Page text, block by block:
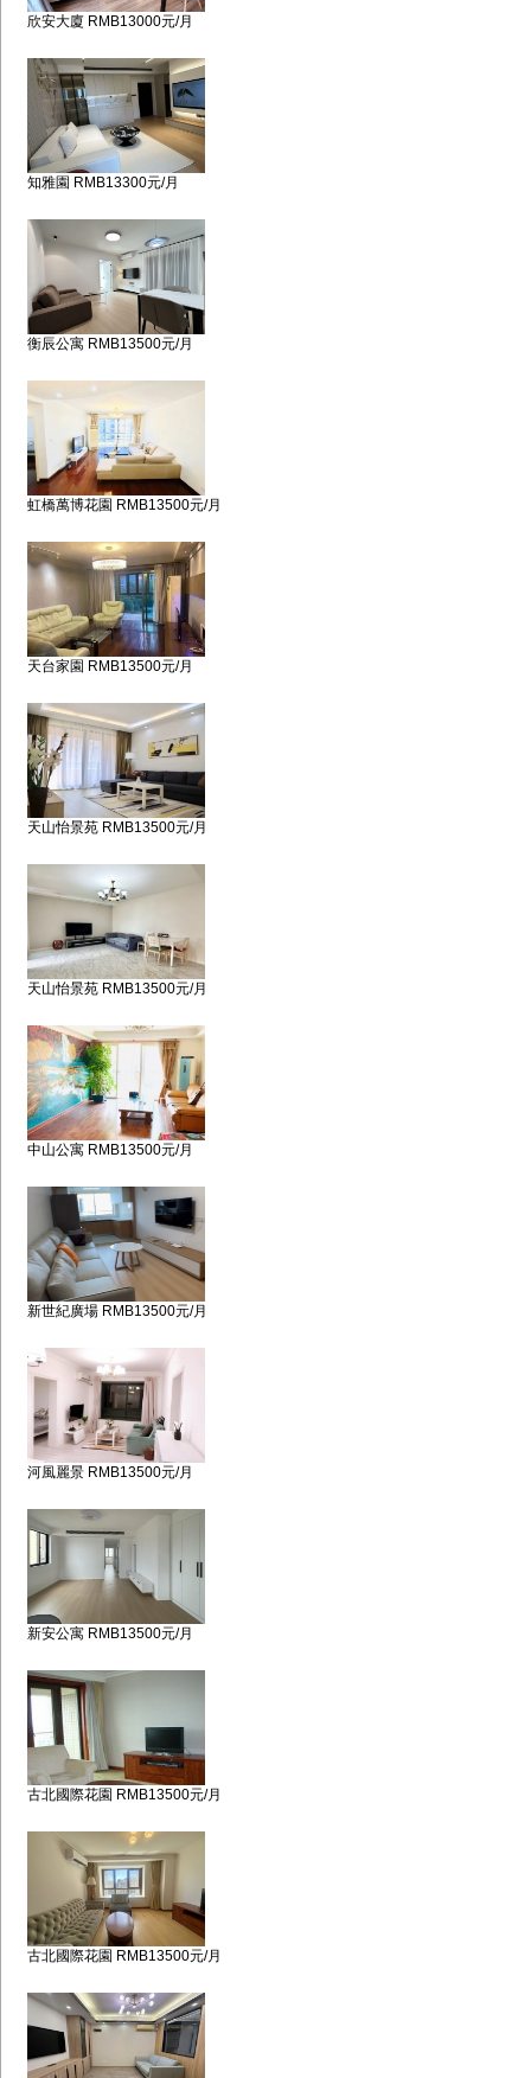
欣安大廈 RMB13000元/月
知雅園 RMB13300元/月
衡辰公寓 RMB13500元/月
虹橋萬博花園 RMB13500元/月
天台家園 RMB13500元/月
天山怡景苑 RMB13500元/月
天山怡景苑 RMB13500元/月
中山公寓 RMB13500元/月
新世紀廣場 RMB13500元/月
河風麗景 RMB13500元/月
新安公寓 RMB13500元/月
古北國際花園 RMB13500元/月
古北國際花園 RMB13500元/月